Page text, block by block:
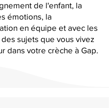
de l'enfant, la
émotions, la
en équipe et avec les
sujets que vous vivez
dans votre crèche à Gap.